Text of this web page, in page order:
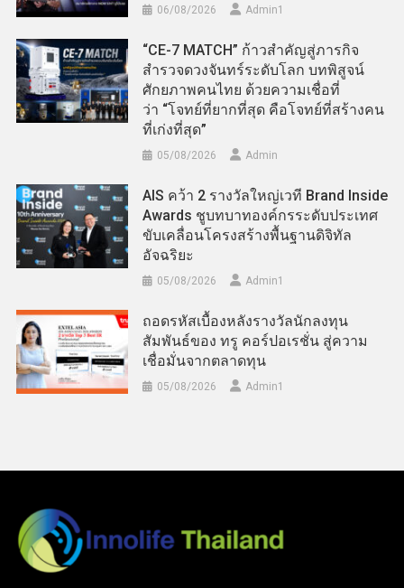
06/08/2026 Admin​1
“CE-7 MATCH” ก้าวสำคัญสู่ภารกิจ
สำรวจดวงจันทร์ระดับโลก บทพิสูจน์
ศักยภาพคนไทย ด้วยความเชื่อที่
ว่า “โจทย์ที่ยากที่สุด คือโจทย์ที่สร้างคน
ที่เก่งที่สุด”
05/08/2026 Admin
AIS คว้า 2 รางวัลใหญ่เวที Brand Inside
Awards ชูบทบาทองค์กรระดับประเทศ
ขับเคลื่อนโครงสร้างพื้นฐานดิจิทัล
อัจฉริยะ
05/08/2026 Admin​1
ถอดรหัสเบื้องหลังรางวัลนักลงทุน
สัมพันธ์ของ ทรู คอร์ปอเรชั่น สู่ความ
เชื่อมั่นจากตลาดทุน
05/08/2026 Admin​1